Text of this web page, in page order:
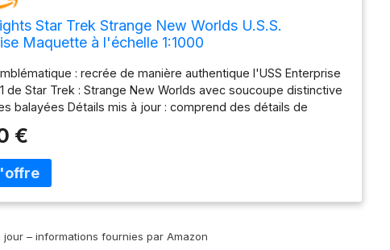
Star Trek Strange New Worlds U.S.S.
Maquette à l'échelle 1:1000
: recrée de manière authentique l'USS Enterprise
de Star Trek : Strange New Worlds avec soucoupe distinctive
balayées Détails mis à jour : comprend des détails de
et des fenêtres à bord soucoupe comme on le voit dans
Assemblage facile : le kit de niveau 2 comprend 82 pièces,
en couleur et des instructions claires pour les
10 ans et plus Style moderne : mesure 43,2 cm de long une
capturant le look élégant et moderne du navire Prêt à être
€
jour – informations fournies par Amazon